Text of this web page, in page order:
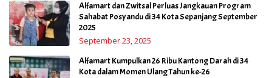
Alfamart dan Zwitsal Perluas Jangkauan Program
Sahabat Posyandu di 34 Kota Sepanjang September
2025
September 23, 2025
Alfamart Kumpulkan 26 Ribu Kantong Darah di 34
Kota dalam Momen Ulang Tahun ke-26